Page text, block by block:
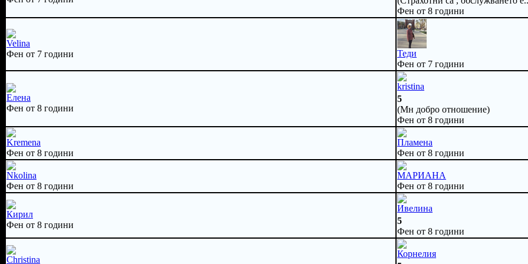
Фен от 8 години
Velina
Фен от 7 години
Теди
Фен от 7 години
Елена
Фен от 8 години
kristina
5
(Мн добро отношение)
Фен от 8 години
Kremena
Фен от 8 години
Пламена
Фен от 8 години
Nkolina
Фен от 8 години
МАРИАНА
Фен от 8 години
Кирил
Фен от 8 години
Ивелина
5
Фен от 8 години
Christina
Корнелия